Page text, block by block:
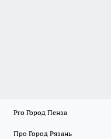
Pro Город Пенза
Про Город Рязань